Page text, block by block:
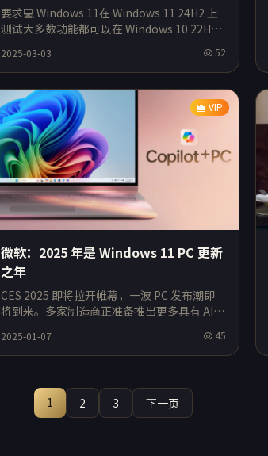
要求💻 Windows 11在 Windows 11 24H2 上
测试大多数功能都可以在 Windows 10 22H2
2025-03-03 52
VIP
微软：2025 年是 Windows 11 PC 更新
之年
CES 2025 即将拉开帷幕，一波 PC 发布潮即
将到来。多家制造商正准备推出更多具有 AI
Window
2025-01-07 45
1 2 3 下一页